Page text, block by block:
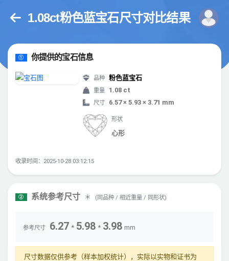
1.08ct粉色蓝宝石尺寸对比结果
① 你提供的宝石信息
品种 粉色蓝宝石
重量 1.08 ct
尺寸 6.57 × 5.93 × 3.71 mm
形状
心形
收录时间：2025-10-28 03:12:15
② 系统参考尺寸 ＊ (同品种 / 相近重量 / 同形状)
参考尺寸 6.27 * 5.98 * 3.98 mm
尺寸数据仅供参考（样本加权统计），实际以实物和证书为